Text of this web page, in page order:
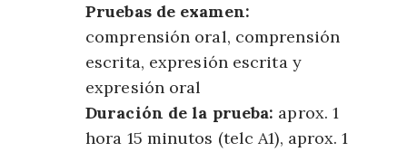
Pruebas de examen:
comprensión oral, comprensión
escrita, expresión escrita y
expresión oral
Duración de la prueba: aprox. 1
hora 15 minutos (telc A1), aprox. 1